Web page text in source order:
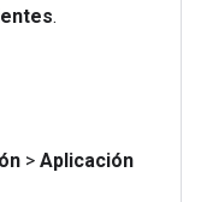
.
> Aplicación